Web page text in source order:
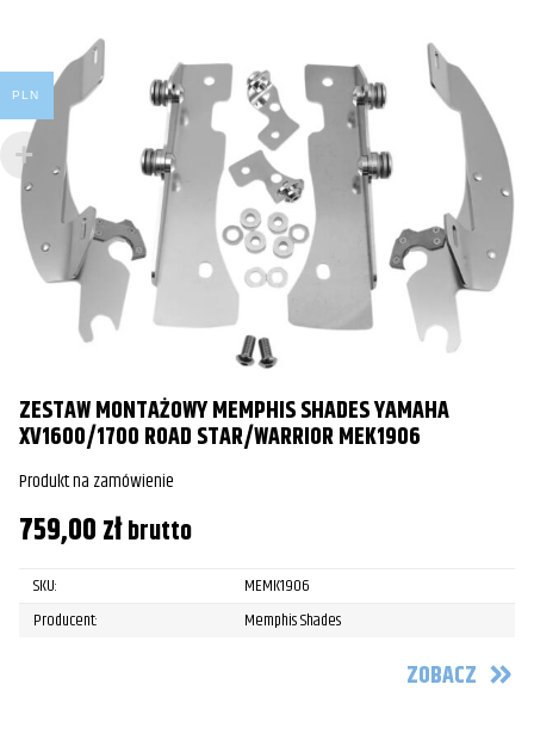
ZESTAW MONTAŻOWY MEMPHIS SHADES YAMAHA
XV1600/1700 ROAD STAR/WARRIOR MEK1906
Produkt na zamówienie
759,00złbrutto
SKU:
MEMK1906
Producent:
Memphis Shades
ZOBACZ
PLN